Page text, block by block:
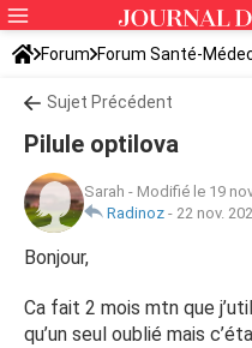
Forum Forum Santé-
Sujet Précédent
Pilule optilova
Sarah - Modifié le 19
Radinoz - 22 nov.
Bonjour,
Ca fait 2 mois mtn que
qu’un seul oublié mais